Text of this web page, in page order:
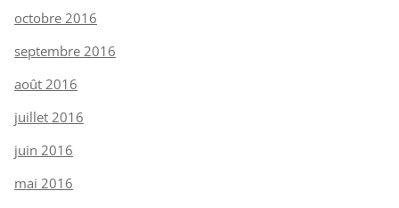
octobre 2016
septembre 2016
août 2016
juillet 2016
juin 2016
mai 2016